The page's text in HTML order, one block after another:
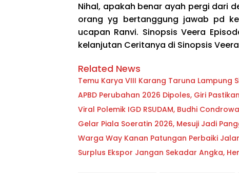
Nihal, apakah benar ayah pergi dari
orang yg bertanggung jawab pd
ucapan Ranvi. Sinopsis Veera
kelanjutan Ceritanya di Sinopsis
Related News
Temu Karya VIII Karang Taruna Lampung
APBD Perubahan 2026 Dipoles, Giri
Viral Polemik IGD RSUDAM, Budhi
Gelar Piala Soeratin 2026, Mesuji Jadi
Warga Way Kanan Patungan Perbaiki
Surplus Ekspor Jangan Sekadar Angka,